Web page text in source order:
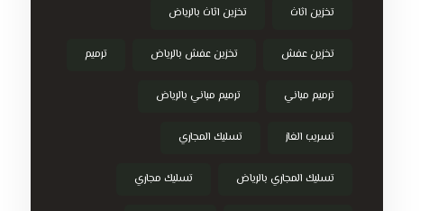
تخزين اثاث تخزين اثاث بالرياض
تخزين عفش تخزين عفش بالرياض ترميم
ترميم مباني ترميم مباني بالرياض
تسريب الغاز تسليك المجاري
تسليك المجاري بالرياض تسليك مجاري